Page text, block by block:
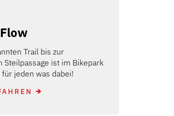
Trail bis zur
Steilpassage ist im Bikepark
jeden was dabei!